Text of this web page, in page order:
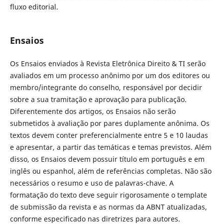
fluxo editorial.
Ensaios
Os Ensaios enviados à Revista Eletrônica Direito & TI serão
avaliados em um processo anônimo por um dos editores ou
membro/integrante do conselho, responsável por decidir
sobre a sua tramitação e aprovação para publicação.
Diferentemente dos artigos, os Ensaios não serão
submetidos à avaliação por pares duplamente anônima. Os
textos devem conter preferencialmente entre 5 e 10 laudas
e apresentar, a partir das temáticas e temas previstos. Além
disso, os Ensaios devem possuir título em português e em
inglês ou espanhol, além de referências completas. Não são
necessários o resumo e uso de palavras-chave. A
formatação do texto deve seguir rigorosamente o template
de submissão da revista e as normas da ABNT atualizadas,
conforme especificado nas diretrizes para autores.